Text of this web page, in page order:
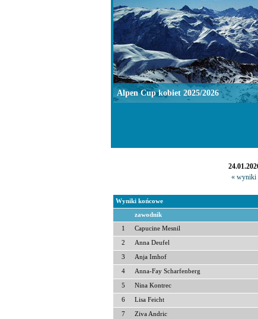
« wyniki
Wyniki końcowe
zawodnik
1 Capucine Mesnil
2 Anna Deufel
3 Anja Imhof
4 Anna-Fay Scharfenberg
5 Nina Kontrec
6 Lisa Feicht
7 Ziva Andric
Alpen Cup kobiet 2025/2026